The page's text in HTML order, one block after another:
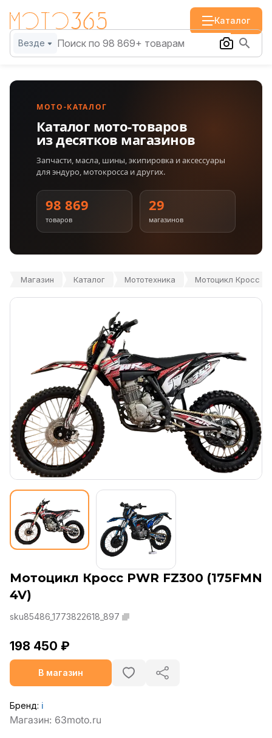
Каталог
Везде
МОТО-КАТАЛОГ
Каталог мото-товаров
из десятков магазинов
Запчасти, масла, шины, экипировка и аксессуары
для эндуро, мотокросса и других.
98 869
товаров
29
магазинов
Магазин Каталог Мототехника Мотоцикл Кросс
Мотоцикл Кросс PWR FZ300 (175FMN
4V)
sku85486_1773822618_897
198 450 ₽
В магазин
Бренд: ℹ️